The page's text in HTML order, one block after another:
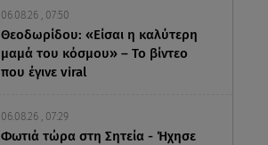
06.08.26 , 07:50
Θεοδωρίδου: «Είσαι η καλύτερη
μαμά του κόσμου» – Το βίντεο
που έγινε viral
06.08.26 , 07:29
Φωτιά τώρα στη Σητεία - Ήχησε